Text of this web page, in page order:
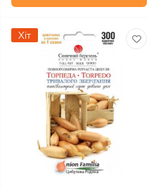
Хіт